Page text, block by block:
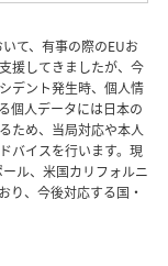
いて、有事の際のEUお
援してきましたが、今
デント発生時、個人情
個人データには日本の
ため、当局対応や本人
バイスを行います。現
ル、米国カリフォルニ
り、今後対応する国・